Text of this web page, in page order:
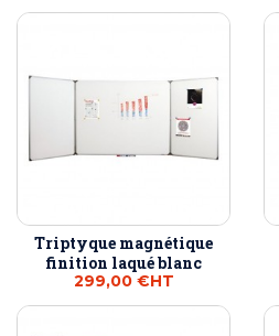
Triptyque magnétique
finition laqué blanc
299,00 €HT